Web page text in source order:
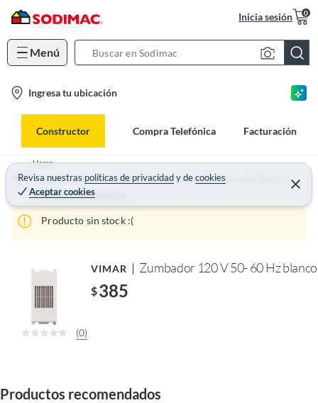
Inicia sesión 0
Menú
c
B
a
n
Ingresa tu ubicación
Constructor Compra Telefónica Facturación
Revisa nuestras políticas de privacidadydecookies
Aceptar cookies
Home
Materiales de construcción, ferretería y plomería - Materiales Eléctricos
Apagadores y Contactos
Producto sin stock :(
VIMAR Zumbador 120 V 50- 60 Hz blanco
$385
(0)
Productos recomendados